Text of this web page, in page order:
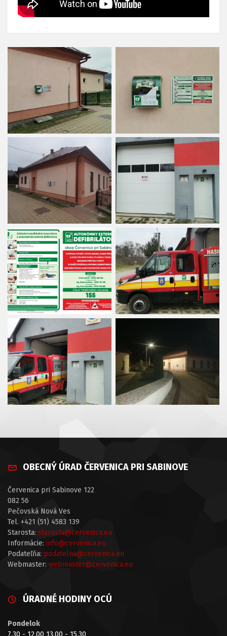
OBECNÝ ÚRAD ČERVENICA PRI SABINOVE
Červenica pri Sabinove 122
082 56
Pečovská Nová Ves
Tel. +421 (51) 4583 139
Starosta: starosta@cervenica.eu
Informácie: info@cervenica.eu
Podateľňa: podatelna@cervenica.eu
Webmaster: webmaster@cervenica.eu
ÚRADNÉ HODINY OCÚ
Pondelok